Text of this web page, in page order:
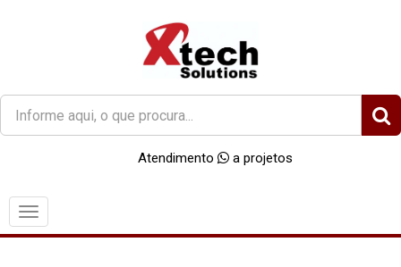
O
que
você
Atendimento a projetos
Menu